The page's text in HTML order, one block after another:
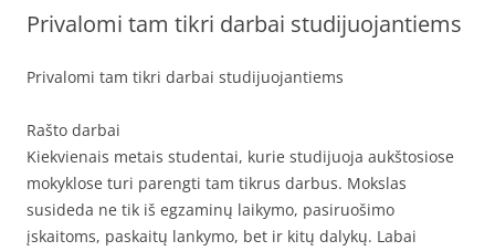
Privalomi tam tikri darbai studijuojantiems
Privalomi tam tikri darbai studijuojantiems
Rašto darbai
Kiekvienais metais studentai, kurie studijuoja aukštosiose
mokyklose turi parengti tam tikrus darbus. Mokslas
susideda ne tik iš egzaminų laikymo, pasiruošimo
įskaitoms, paskaitų lankymo, bet ir kitų dalykų. Labai